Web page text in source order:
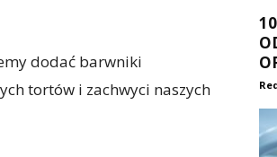
dodać barwniki
tortów i zachwyci naszych